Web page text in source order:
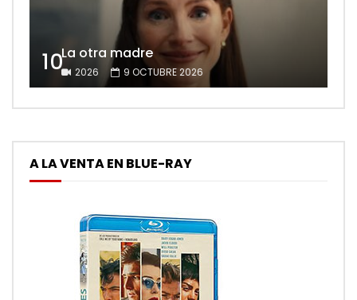
10La otra madre
2026 9 OCTUBRE 2026
A LA VENTA EN BLUE-RAY